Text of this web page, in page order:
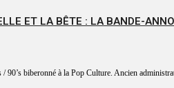
ET LA BÊTE : LA BANDE-
biberonné à la Pop Culture. Ancien